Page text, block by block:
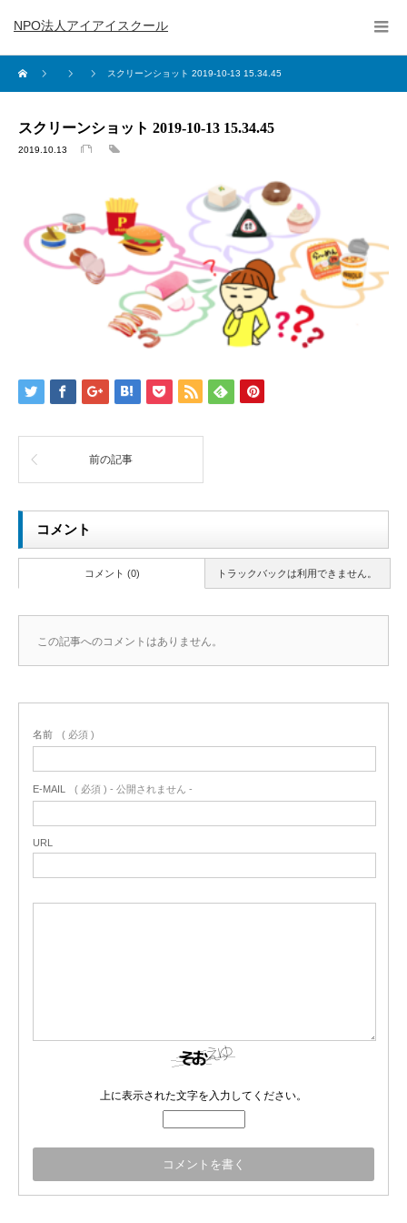
NPO法人アイアイスクール
スクリーンショット 2019-10-13 15.34.45
スクリーンショット 2019-10-13 15.34.45
2019.10.13
前の記事
コメント
トラックバックは利用できません。
コメント (0)
この記事へのコメントはありません。
名前 ( 必須 )
E-MAIL ( 必須 ) - 公開されません -
URL
上に表示された文字を入力してください。